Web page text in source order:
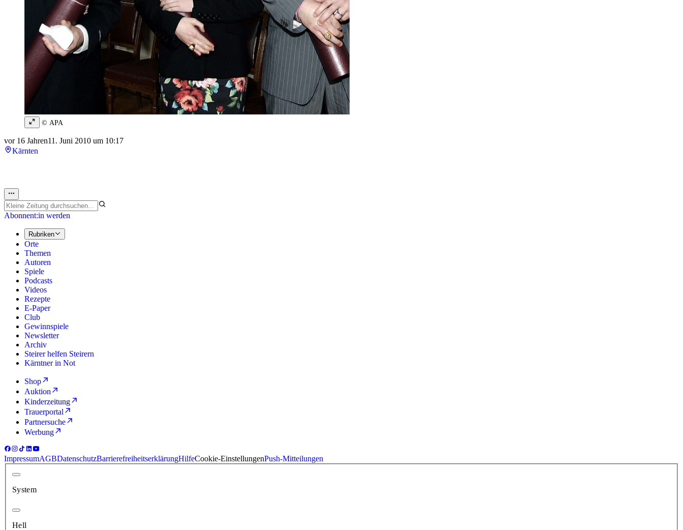
© APA
vor 16 Jahren11. Juni 2010 um 10:17
Kärnten
Abonnent:in werden
Rubriken
Orte
Themen
Autoren
Spiele
Podcasts
Videos
Rezepte
E-Paper
Club
Gewinnspiele
Newsletter
Archiv
Steirer helfen Steirern
Kärntner in Not
Shop
Auktion
Kinderzeitung
Trauerportal
Partnersuche
Werbung
ImpressumAGBDatenschutzBarrierefreiheitserklärungHilfeCookie-EinstellungenPush-Mitteilungen
System
Hell